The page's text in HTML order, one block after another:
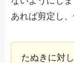
あれば剪定し
たぬきに対